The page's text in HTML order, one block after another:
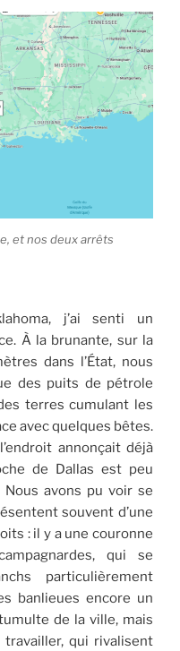
et nos deux arrêts
j’ai senti un
À la brunante, sur la
dans l’État, nous
des puits de pétrole
terres cumulant les
avec quelques bêtes.
annonçait déjà
de Dallas est peu
avons pu voir se
souvent d’une
: il y a une couronne
qui se
particulièrement
banlieues encore un
de la ville, mais
qui rivalisent